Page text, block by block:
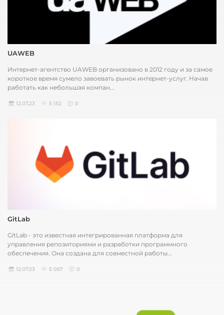
UAWEB
Интернет-агентство UAWEB организовано в 2012 году и за самое
короткое время сумело завоевать рынок интернет-услуг. Начав
работать как небольшая компан...
12.07.23 5 152 0
GitLab
GitLab - это известная интегрированная платформа для
управления репозиториями и разработки программного
обеспечения. Она создана для совместной работы...
12.07.23 5 067 0